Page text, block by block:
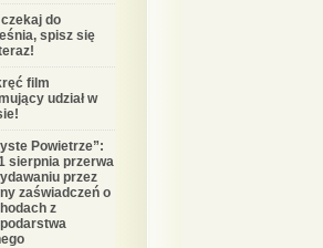
czekaj do
spisz się
film
udział w
Powietrze”:
sierpnia przerwa
przez
zaświadczeń o
z